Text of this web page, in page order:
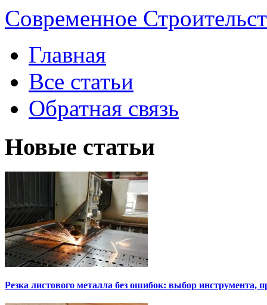
Современное
Главная
Все статьи
Обратная связь
Новые статьи
Резка листового металла без ошибок: выбор инструмента,